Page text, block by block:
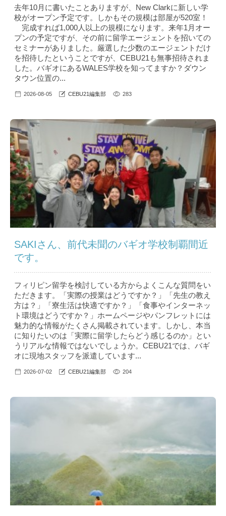
去年10月に書いたことありますが、New Clarkに新しい学
校がオープン予定です。しかもその規模は部屋が520室！
完成すれば1,000人以上の規模になります。来年1月オー
プンの予定ですが、その前に留学エージェントを招いての
セミナーがありました。厳選した少数のエージェントだけ
を招待したということですが、CEBU21も無事招待されま
した。バギオにあるWALES学校を知ってますか？ダウン
タウン位置の...
2026-08-05 CEBU21編集部 283
SAKIさん、前代未聞のバギオ学校制覇間近
です。
フィリピン留学を検討している方からよくこんな質問をい
ただきます。「実際の授業はどうですか？」「先生の教え
方は？」「寮生活は快適ですか？」「食事やインターネッ
ト環境はどうですか？」ホームページやパンフレットには
魅力的な情報がたくさん掲載されています。しかし、本当
に知りたいのは「実際に留学したらどう感じるのか」とい
うリアルな情報ではないでしょうか。CEBU21では、バギ
オに現地スタッフを派遣しています...
2026-07-02 CEBU21編集部 204